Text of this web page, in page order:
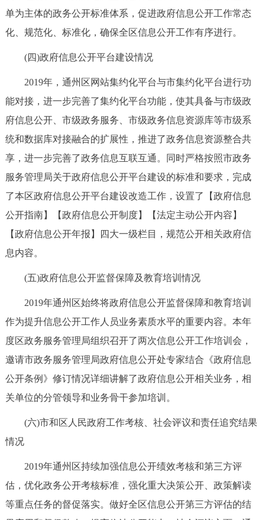
单为主体的政务公开标准体系，促进政府信息公开工作常态
化、规范化、标准化，确保全区信息公开工作有序进行。
(四)政府信息公开平台建设情况
2019年，通州区网站集约化平台与市集约化平台进行功
能对接，进一步完善了集约化平台功能，使其具备与市级政
府信息公开、市级政务服务、市级政务信息资源库等市级系
统和数据库对接融合的扩展性，推进了政务信息资源整合共
享，进一步完善了政务信息互联互通。同时严格按照市政务
服务管理局关于政府信息公开平台建设的标准和要求，完成
了本区政府信息公开平台建设改造工作，设置了【政府信息
公开指南】【政府信息公开制度】【法定主动公开内容】
【政府信息公开年报】四大一级栏目，规范公开相关政府信
息内容。
(五)政府信息公开监督保障及教育培训情况
2019年通州区始终将政府信息公开监督保障和教育培训
作为提升信息公开工作人员业务素质水平的重要内容。本年
度区政务服务管理局组织召开了两次信息公开工作培训会，
邀请市政务服务管理局政府信息公开处专家结合《政府信息
公开条例》修订情况详细讲解了政府信息公开相关业务，相
关单位的分管领导和业务骨干参加培训。
(六)市和区人民政府工作考核、社会评议和责任追究结果
情况
2019年通州区持续加强信息公开绩效考核和第三方评
估，优化政务公开考核标准，强化重大决策公开、政策解读
等重点任务的督促落实。做好全区信息公开第三方评估的结